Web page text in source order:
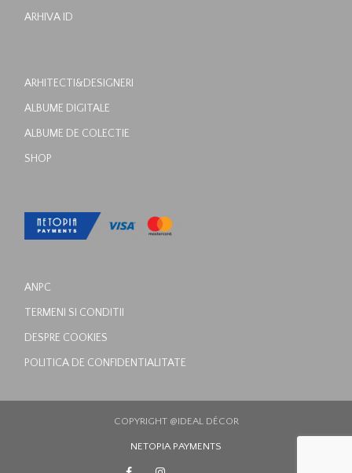
ARHIVA ID
ARHITECTI&DESIGNERI
ALBUME DIGITALE
ALBUME DE COLECTIE
SHOP
ANPC
TERMENI SI CONDITII
DESPRE COOKIES
POLITICA DE CONFIDENTIALITATE
COPYRIGHT @IDEAL DÉCOR
NETOPIA PAYMENTS